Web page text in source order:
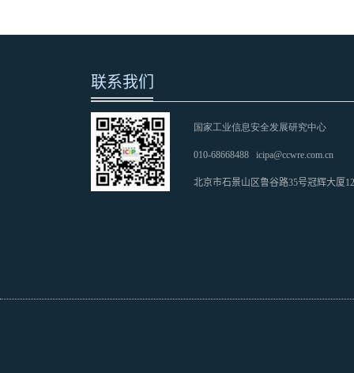
联系我们
国家工业信息安全发展研究中心
010-68668488 icipa@ccwre.com.cn
北京市石景山区鲁谷路35号冠辉大厦